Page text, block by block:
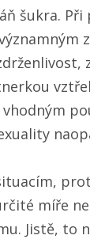
šukra.
míře
Jistě, to